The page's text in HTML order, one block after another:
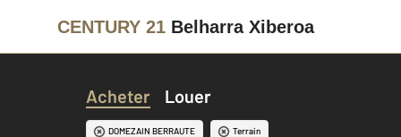
CENTURY 21 Belharra Xiberoa
Acheter Louer
DOMEZAIN BERRAUTE Terrain